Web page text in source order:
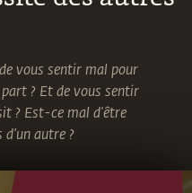
vous sentir mal pour
? Et de vous sentir
? Est-ce mal d'être
autre ?